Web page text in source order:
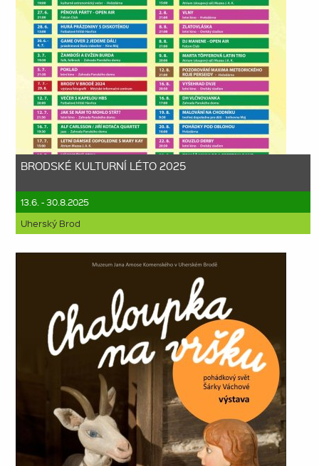
BRODSKÉ KULTURNÍ LÉTO 2025
13.6. - 30.8.2025
Uherský Brod